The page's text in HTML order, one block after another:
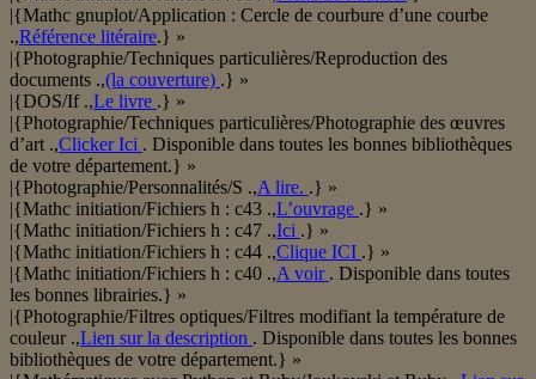
|{Mathc gnuplot/Application : Cercle de courbure d’une courbe
.,Référence litéraire.} »
|{Photographie/Techniques particulières/Reproduction des
documents .,(la couverture) .} »
|{DOS/If .,Le livre .} »
|{Photographie/Techniques particulières/Photographie des œuvres
d’art .,Clicker Ici . Disponible dans toutes les bonnes bibliothèques
de votre département.} »
|{Photographie/Personnalités/S .,A lire. .} »
|{Mathc initiation/Fichiers h : c43 .,L’ouvrage .} »
|{Mathc initiation/Fichiers h : c47 .,Ici .} »
|{Mathc initiation/Fichiers h : c44 .,Clique ICI .} »
|{Mathc initiation/Fichiers h : c40 .,A voir . Disponible dans toutes
les bonnes librairies.} »
|{Photographie/Filtres optiques/Filtres modifiant la température de
couleur .,Lien sur la description . Disponible dans toutes les bonnes
bibliothèques de votre département.} »